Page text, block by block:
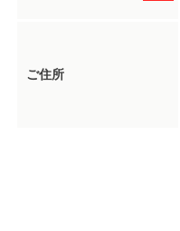
ご住所